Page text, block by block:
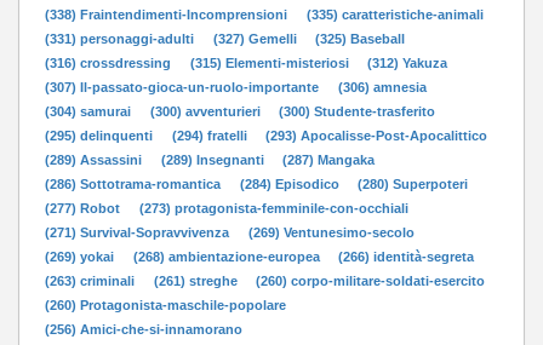
(338) Fraintendimenti-Incomprensioni
(335) caratteristiche-animali
(331) personaggi-adulti
(327) Gemelli
(325) Baseball
(316) crossdressing
(315) Elementi-misteriosi
(312) Yakuza
(307) Il-passato-gioca-un-ruolo-importante
(306) amnesia
(304) samurai
(300) avventurieri
(300) Studente-trasferito
(295) delinquenti
(294) fratelli
(293) Apocalisse-Post-Apocalittico
(289) Assassini
(289) Insegnanti
(287) Mangaka
(286) Sottotrama-romantica
(284) Episodico
(280) Superpoteri
(277) Robot
(273) protagonista-femminile-con-occhiali
(271) Survival-Sopravvivenza
(269) Ventunesimo-secolo
(269) yokai
(268) ambientazione-europea
(266) identità-segreta
(263) criminali
(261) streghe
(260) corpo-militare-soldati-esercito
(260) Protagonista-maschile-popolare
(256) Amici-che-si-innamorano